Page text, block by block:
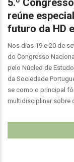
reúne
futuro da HD
Nos dias 19 e 20 de
do Congresso
pelo Núcleo de
da Sociedade
se como o principal
multidisciplinar sobre